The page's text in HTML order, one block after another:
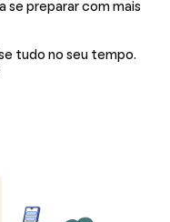
se preparar com mais
tudo no seu tempo.